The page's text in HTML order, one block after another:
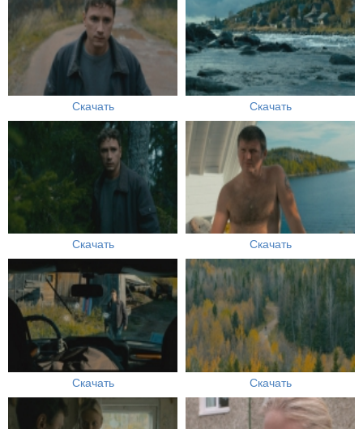
Скачать Скачать
Скачать Скачать
Скачать Скачать